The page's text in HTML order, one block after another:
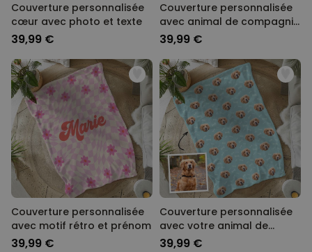
Couverture personnalisée
cœur avec photo et texte
39,99 €
Couverture personnalisée
avec animal de compagnie
et visage
39,99 €
Couverture personnalisée
avec motif rétro et prénom
39,99 €
Couverture personnalisée
avec votre animal de
compagnie
39,99 €